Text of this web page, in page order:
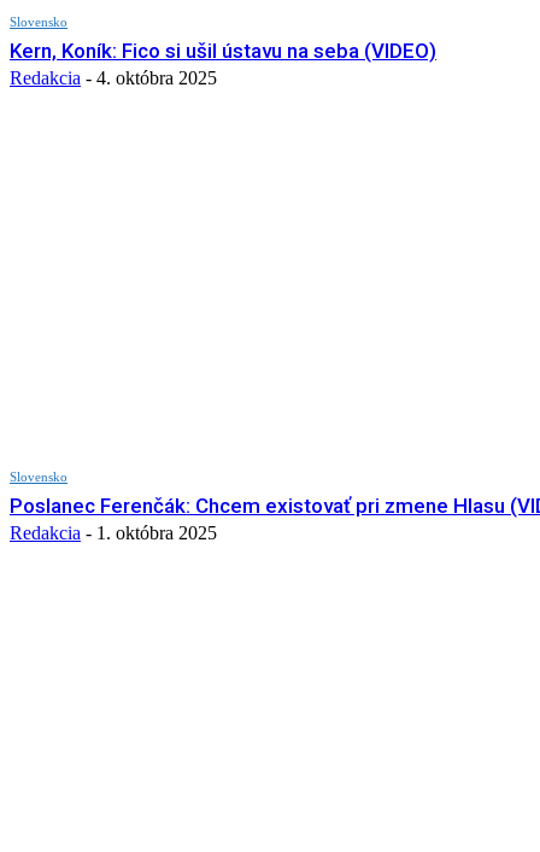
Slovensko
Kern, Koník: Fico si ušil ústavu na seba (VIDEO)
Redakcia - 4. októbra 2025
Slovensko
Poslanec Ferenčák: Chcem existovať pri zmene Hlasu
Redakcia - 1. októbra 2025